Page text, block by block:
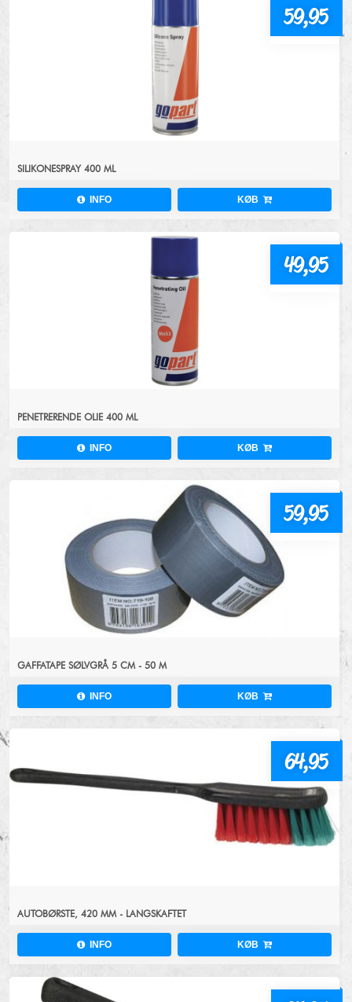
SILIKONESPRAY 400 ML
INFO KØB
59,95
PENETRERENDE OLIE 400 ML
INFO KØB
49,95
GAFFATAPE SØLVGRÅ 5 CM - 50 M
INFO KØB
59,95
AUTOBØRSTE, 420 MM - LANGSKAFTET
INFO KØB
64,95